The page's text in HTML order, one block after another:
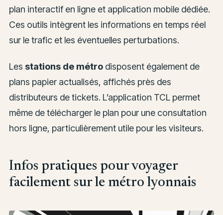
plan interactif en ligne et application mobile dédiée.
Ces outils intègrent les informations en temps réel
sur le trafic et les éventuelles perturbations.
Les stations de métrodisposent également de
plans papier actualisés, affichés près des
distributeurs de tickets. L’application TCL permet
même de télécharger le plan pour une consultation
hors ligne, particulièrement utile pour les visiteurs.
Infos pratiques pour voyager
facilement sur le métro lyonnais